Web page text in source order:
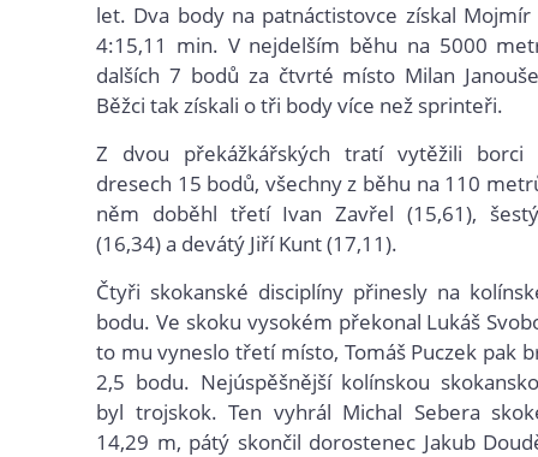
let. Dva body na patnáctistovce získal Mojmír
4:15,11 min. V nejdelším běhu na 5000
dalších 7 bodů za čtvrté místo Milan
Běžci tak získali o tři body více než sprinteři.
Z dvou překážkářských tratí vytěžili borci
dresech 15 bodů, všechny z běhu na 110
něm doběhl třetí Ivan Zavřel (15,61),
(16,34) a devátý Jiří Kunt (17,11).
Čtyři skokanské disciplíny přinesly na
bodu. Ve skoku vysokém překonal Lukáš
to mu vyneslo třetí místo, Tomáš Puczek pak
2,5 bodu. Nejúspěšnější kolínskou
byl trojskok. Ten vyhrál Michal Sebera
14,29 m, pátý skončil dorostenec Jakub